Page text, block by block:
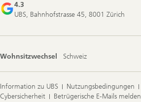
4.3
UBS, Bahnhofstrasse 45, 8001 Zürich
Wohnsitzwechsel Schweiz
Information zu UBS Nutzungsbedingungen
Cybersicherheit
Betrügerische E-Mails melden